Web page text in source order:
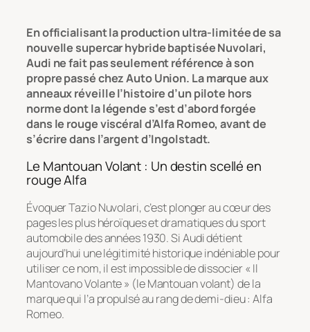
En officialisant la production ultra-limitée de sa
nouvelle supercar hybride baptisée Nuvolari,
Audi ne fait pas seulement référence à son
propre passé chez Auto Union. La marque aux
anneaux réveille l’histoire d’un pilote hors
norme dont la légende s’est d’abord forgée
dans le rouge viscéral d’Alfa Romeo, avant de
s’écrire dans l’argent d’Ingolstadt.
Le Mantouan Volant : Un destin scellé en
rouge Alfa
Évoquer Tazio Nuvolari, c’est plonger au cœur des
pages les plus héroïques et dramatiques du sport
automobile des années 1930. Si Audi détient
aujourd’hui une légitimité historique indéniable pour
utiliser ce nom, il est impossible de dissocier« Il
Mantovano Volante » (le Mantouan volant) de la
marque qui l’a propulsé au rang de demi-dieu : Alfa
Romeo.